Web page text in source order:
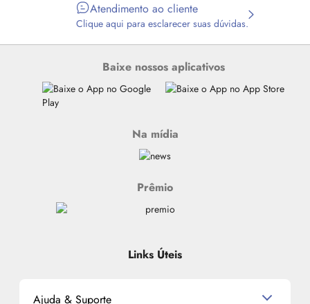
Atendimento ao cliente
Clique aqui para esclarecer suas dúvidas.
Baixe nossos aplicativos
Na mídia
Prêmio
Links Úteis
Ajuda & Suporte